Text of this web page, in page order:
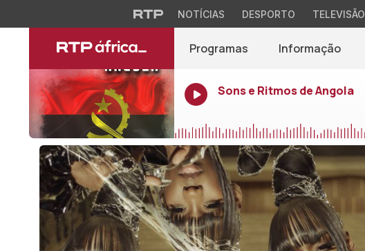
NOTÍCIAS DESPORTO TELEVISÃO
Programas Informação
Sons e Ritmos de Angola